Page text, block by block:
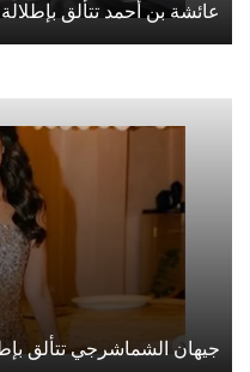
عائشة بن أحمد تتألق
جيهان الشماشرجي تتألق